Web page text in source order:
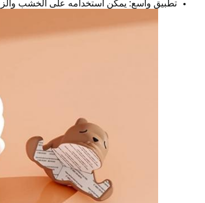
تطبيق واسع: يمكن استخدامه على الخشب